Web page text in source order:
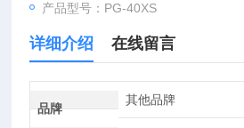
产品型号：PG-40XS
详细介绍 在线留言
品牌
其他品牌